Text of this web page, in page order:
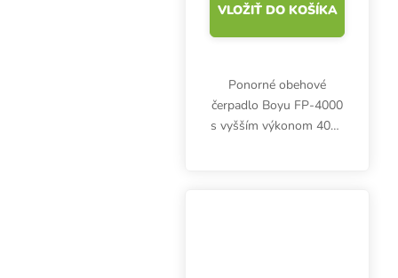
VLOŽIŤ DO KOŠÍKA
Ponorné obehové
čerpadlo Boyu FP-4000
s vyšším výkonom 4000